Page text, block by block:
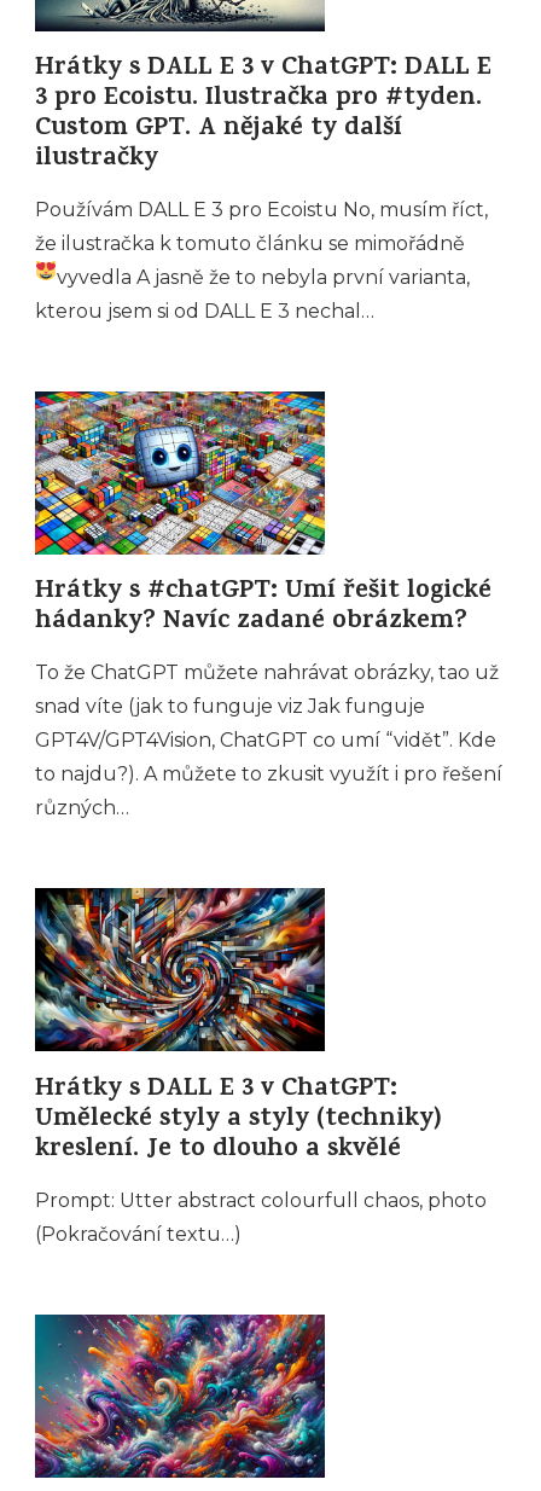
Hrátky s DALL E 3 v ChatGPT: DALL E
3 pro Ecoistu. Ilustračka pro #tyden.
Custom GPT. A nějaké ty další
ilustračky
Používám DALL E 3 pro Ecoistu No, musím říct,
že ilustračka k tomuto článku se mimořádně
vyvedlaA jasně že to nebyla první varianta,
kterou jsem si od DALL E 3 nechal…
Hrátky s #chatGPT: Umí řešit logické
hádanky? Navíc zadané obrázkem?
To že ChatGPT můžete nahrávat obrázky, tao už
snad víte (jak to funguje viz Jak funguje
GPT4V/GPT4Vision, ChatGPT co umí “vidět”. Kde
to najdu?). A můžete to zkusit využít i pro řešení
různých…
Hrátky s DALL E 3 v ChatGPT:
Umělecké styly a styly (techniky)
kreslení. Je to dlouho a skvělé
Prompt: Utter abstract colourfull chaos, photo
(Pokračování textu…)